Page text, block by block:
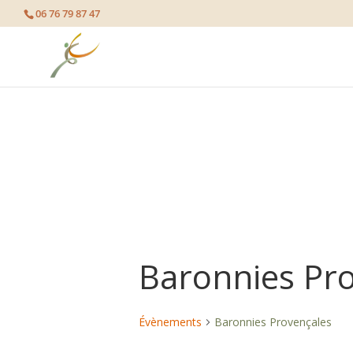
page contents
06 76 79 87 47
Baronnies
Évènements Baronnies Provençales